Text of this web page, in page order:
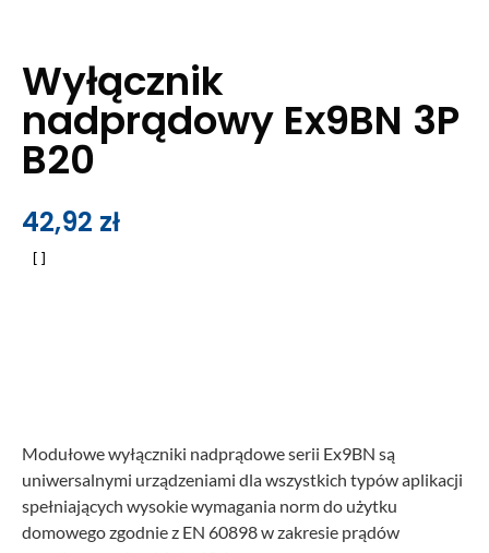
Wyłącznik
nadprądowy Ex9BN 3P
B20
42,92 zł
Modułowe wyłączniki nadprądowe serii Ex9BN są
uniwersalnymi urządzeniami dla wszystkich typów aplikacji
spełniających wysokie wymagania norm do użytku
domowego zgodnie z EN 60898 w zakresie prądów